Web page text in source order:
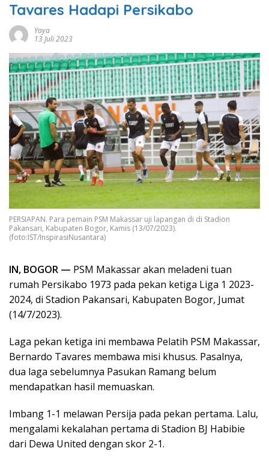
Tavares Hadapi Persikabo
Yaya
13 Juli 2023
PERSIAPAN. Para pemain PSM Makassar uji lapangan di di Stadion
Pakansari, Kabupaten Bogor, Kamis (13/07/2023).
(foto:IST/InspirasiNusantara)
IN, BOGOR — PSM Makassar akan meladeni tuan
rumah Persikabo 1973 pada pekan ketiga Liga 1 2023-
2024, di Stadion Pakansari, Kabupaten Bogor, Jumat
(14/7/2023).
Laga pekan ketiga ini membawa Pelatih PSM Makassar,
Bernardo Tavares membawa misi khusus. Pasalnya,
dua laga sebelumnya Pasukan Ramang belum
mendapatkan hasil memuaskan.
Imbang 1-1 melawan Persija pada pekan pertama. Lalu,
mengalami kekalahan pertama di Stadion BJ Habibie
dari Dewa United dengan skor 2-1.